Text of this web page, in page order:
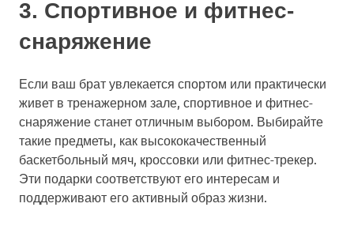
3. Спортивное и фитнес-
снаряжение
Если ваш брат увлекается спортом или практически
живет в тренажерном зале, спортивное и фитнес-
снаряжение станет отличным выбором. Выбирайте
такие предметы, как высококачественный
баскетбольный мяч, кроссовки или фитнес-трекер.
Эти подарки соответствуют его интересам и
поддерживают его активный образ жизни.